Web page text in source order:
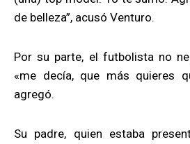
de belleza”, acusó Venturo.
Por su parte, el futbolista no
«me decía, que más quieres
agregó.
Su padre, quien estaba